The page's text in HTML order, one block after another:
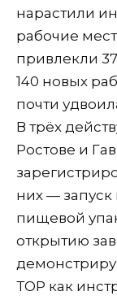
нарастили
рабочие
привлекли
140 новых
почти
В трёх
Ростове и
них — запуск
пищевой
открытию
ТОР как